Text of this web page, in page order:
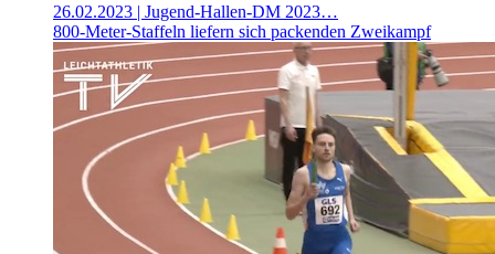
26.02.2023 | Jugend-Hallen-DM 2023…
800-Meter-Staffeln liefern sich packenden Zweikampf